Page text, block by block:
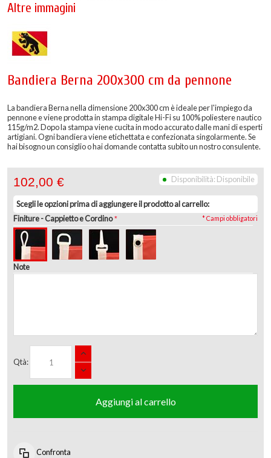
Altre immagini
Bandiera Berna 200x300 cm da pennone
La bandiera Berna nella dimensione 200x300 cm è ideale per l'impiego da
pennone e viene prodotta in stampa digitale Hi-Fi su 100% poliestere nautico
115g/m2. Dopo la stampa viene cucita in modo accurato dalle mani di esperti
artigiani. Ogni bandiera viene etichettata e confezionata singolarmente. Se
hai bisogno un consiglio o hai domande contatta subito un nostro consulente.
Disponibilità: Disponibile
102,00 €
Scegli le opzioni prima di aggiungere il prodotto al carrello:
Finiture- Cappietto e Cordino
Note
* Campi obbligatori
Qtà:
Aggiungi al carrello
Confronta